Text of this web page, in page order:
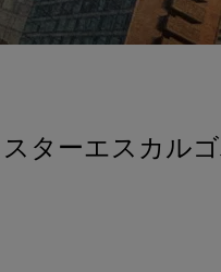
ターエスカル